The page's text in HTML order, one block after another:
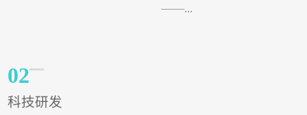
——...
02
科技研发